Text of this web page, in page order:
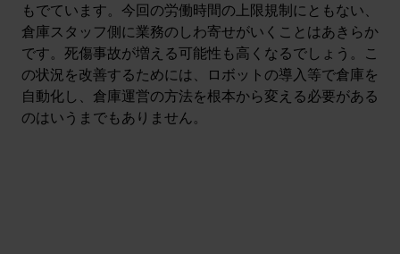
もでています。今回の労働時間の上限規制にともない、
倉庫スタッフ側に業務のしわ寄せがいくことはあきらか
です。死傷事故が増える可能性も高くなるでしょう。こ
の状況を改善するためには、ロボットの導入等で倉庫を
自動化し、倉庫運営の方法を根本から変える必要がある
のはいうまでもありません。